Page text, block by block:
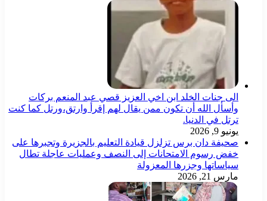
الى جنات الخلد ابن اخي العزيز قصي عبد المنعم بركات
وأسأل الله أن تكون ممن يقال لهم إقرأ وارتق،ورتل كما كنت
ترتل في الدنيا.
يونيو 9, 2026
صحيفة دان برس تزلزل قيادة التعليم بالجزيرة وتجبرها على
خفض رسوم الامتحانات إلى النصف وعمليات عاجلة تطال
سياساتها وجزرها المعزولة
مارس 21, 2026